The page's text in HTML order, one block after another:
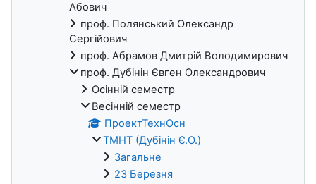
Абович
проф. Полянський Олександр
Сергійович
проф. Абрамов Дмитрій Володимирович
проф. Дубінін Євген Олександрович
Осінній семестр
Весінній семестр
ПроектТехнОсн
ТМНТ (Дубінін Є.О.)
Загальне
23 Березня